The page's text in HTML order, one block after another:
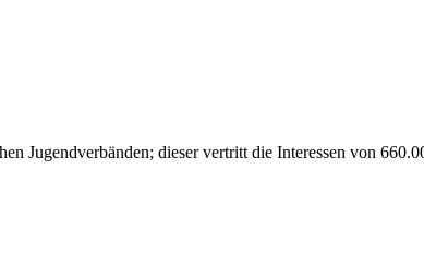
Jugendverbänden; dieser vertritt die Interessen von